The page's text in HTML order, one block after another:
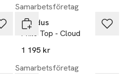
Samarbetsföretag
Residus
Philo Top - Cloud
1 195 kr
Samarbetsföretag